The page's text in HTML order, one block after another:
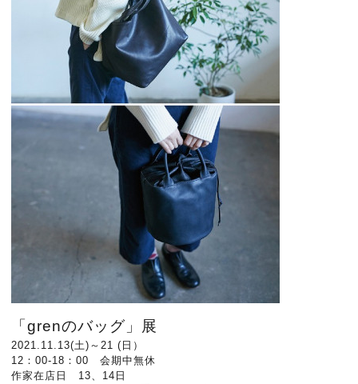
「grenのバッグ」展
2021.11.13(土)～21 (日）
12：00-18：00 会期中無休
作家在店日 13、14日